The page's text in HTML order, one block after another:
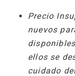
Precio
nuevos
ellos se
cuidado